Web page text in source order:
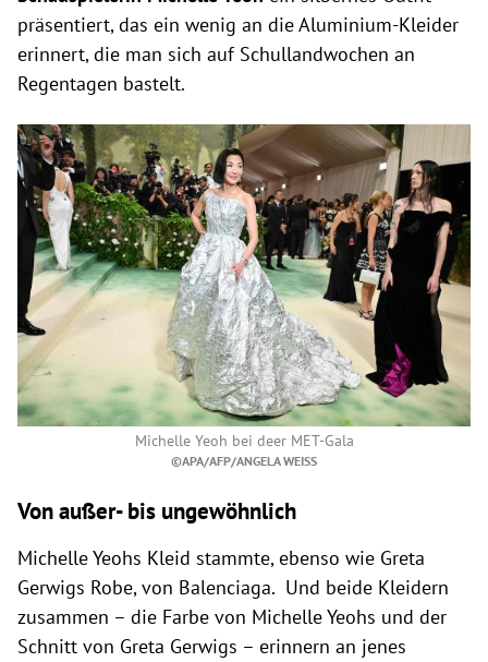
präsentiert, das ein wenig an die Aluminium-Kleider
erinnert, die man sich auf Schullandwochen an
Regentagen bastelt.
Michelle Yeoh bei deer MET-Gala
©APA/AFP/ANGELA WEISS
Von außer- bis ungewöhnlich
Michelle Yeohs Kleid stammte, ebenso wie Greta
Gerwigs Robe, von Balenciaga. Und beide Kleidern
zusammen – die Farbe von Michelle Yeohs und der
Schnitt von Greta Gerwigs – erinnern an jenes